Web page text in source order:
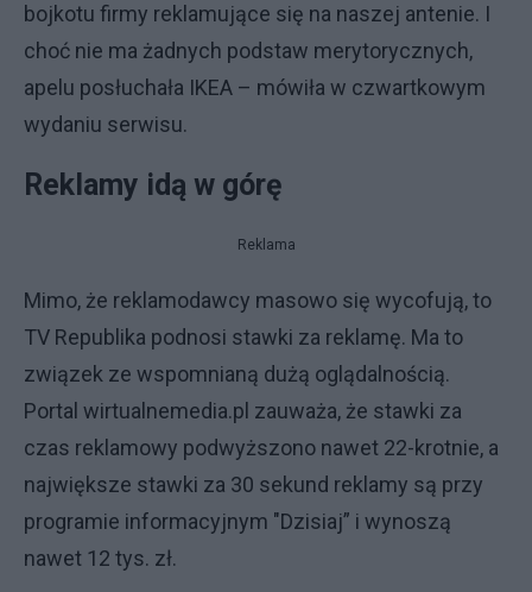
bojkotu firmy reklamujące się na naszej antenie. I
choć nie ma żadnych podstaw merytorycznych,
apelu posłuchała IKEA – mówiła w czwartkowym
wydaniu serwisu.
Reklamy idą w górę
Reklama
Mimo, że reklamodawcy masowo się wycofują, to
TV Republika podnosi stawki za reklamę. Ma to
związek ze wspomnianą dużą oglądalnością.
Portal wirtualnemedia.pl zauważa, że stawki za
czas reklamowy podwyższono nawet 22-krotnie, a
największe stawki za 30 sekund reklamy są przy
programie informacyjnym "Dzisiaj” i wynoszą
nawet 12 tys. zł.